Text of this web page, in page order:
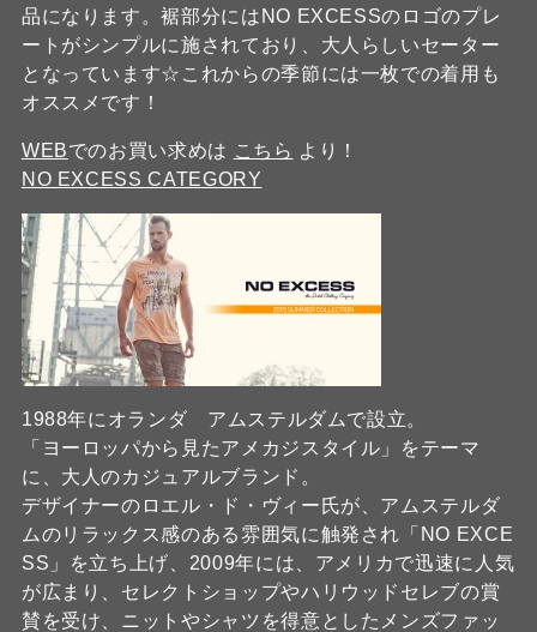
品になります。裾部分にはNO EXCESSのロゴのプレ
ートがシンプルに施されており、大人らしいセーター
となっています☆これからの季節には一枚での着用も
オススメです！
WEBでのお買い求めは こちら より！
NO EXCESS CATEGORY
1988年にオランダ アムステルダムで設立。
「ヨーロッパから見たアメカジスタイル」をテーマ
に、大人のカジュアルブランド。
デザイナーのロエル・ド・ヴィー氏が、アムステルダ
ムのリラックス感のある雰囲気に触発され「NO EXCE
SS」を立ち上げ、2009年には、アメリカで迅速に人気
が広まり、セレクトショップやハリウッドセレブの賞
賛を受け、ニットやシャツを得意としたメンズファッ